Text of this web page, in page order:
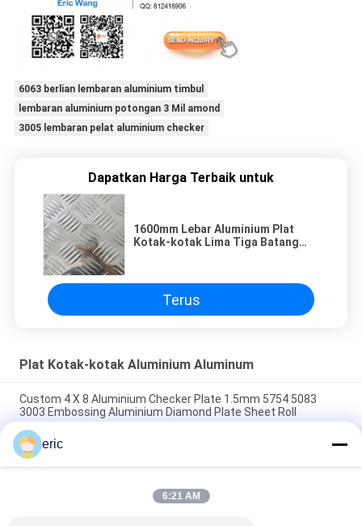
6063 berlian lembaran aluminium timbul
lembaran aluminium potongan 3 Mil amond
3005 lembaran pelat aluminium checker
Dapatkan Harga Terbaik untuk
1600mm Lebar Aluminium Plat
Kotak-kotak Lima Tiga Batang
Terus
Plat Kotak-kotak Aluminium Aluminum
Custom 4 X 8 Aluminium Checker Plate 1.5mm 5754 5083
3003 Embossing Aluminium Diamond Plate Sheet Roll
0.8mm 1.5mm Kustom Timbul Aluminium Diamond Sheet 4 X
8 Aluminium Checker Plate
Pelat Checker Aluminium 3003 6061 Pelat Tapak Berlian
Aluminium 5 Bar Pola Anti-Selip Timbul Lembaran Berlian
eric
6:21 AM